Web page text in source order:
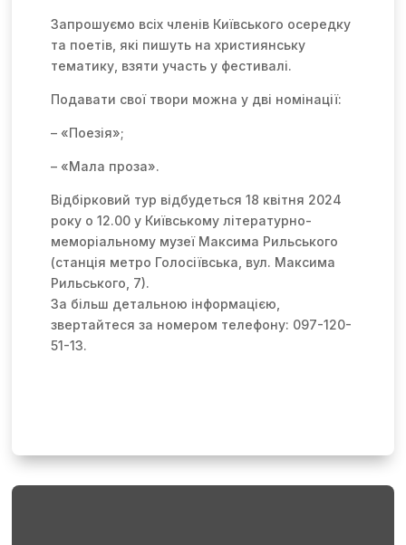
Запрошуємо всіх членів Київського осередку
та поетів, які пишуть на християнську
тематику, взяти участь у фестивалі.
Подавати свої твори можна у дві номінації:
– «Поезія»;
– «Мала проза».
Відбірковий тур відбудеться 18 квітня 2024
року о 12.00 у Київському літературно-
меморіальному музеї Максима Рильського
(станція метро Голосіївська, вул. Максима
Рильського, 7).
За більш детальною інформацією,
звертайтеся за номером телефону: 097-120-
51-13.